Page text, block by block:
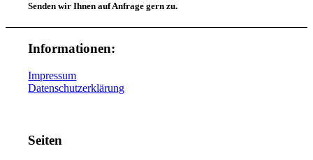
Senden wir Ihnen auf Anfrage gern zu.
Informationen:
Impressum
Datenschutzerklärung
Seiten